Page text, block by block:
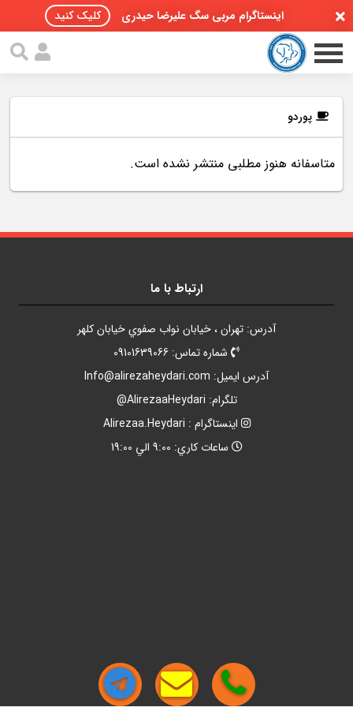
اینستاگرام مربی سگ علیرضا حیدری کلیک کنید
صفحه اصلی
پادکست سگ ها
پوردو
متاسفانه هنوز مطلبی منتشر نشده است.
ارتباط با ما
آدرس: تهران ، خيابان نواب صفوي خيابان کلهر
شماره تماس: 09101639066
آدرس ايميل: Info@alirezaheydari.com
تلگرام: AlirezaaHeydari@
اينستاگرام : Alirezaa.Heydari
ساعات کاري: 9:00 الي 19:00